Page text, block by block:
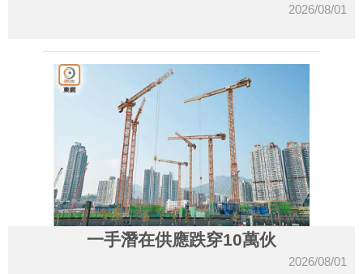
2026/08/01
一手潛在供應跌穿10萬伙
2026/08/01